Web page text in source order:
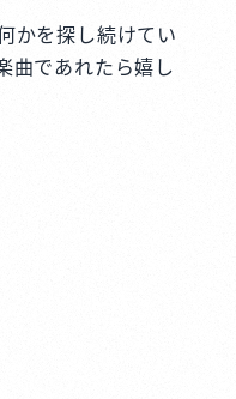
かを探し続けてい
曲であれたら嬉し